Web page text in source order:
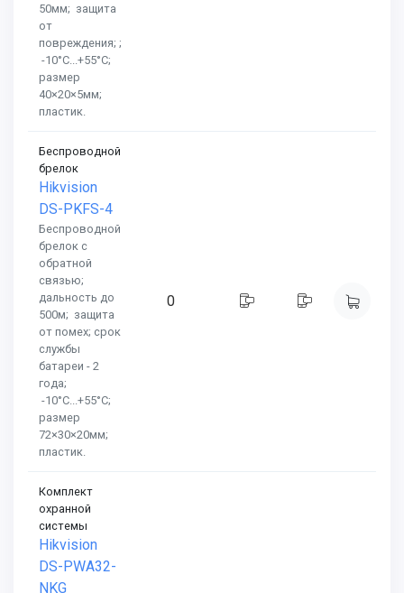
50мм; защита
от
повреждения; ;
-10°C...+55°C;
размер
40×20×5мм;
пластик.
Беспроводной
брелок
Hikvision
DS-PKFS-4
Беспроводной
брелок с
обратной
связью;
дальность до
500м; защита
от помех; срок
службы
батареи - 2
года;
-10°C...+55°C;
размер
72×30×20мм;
пластик.
0
Комплект
охранной
системы
Hikvision
DS-PWA32-
NKG